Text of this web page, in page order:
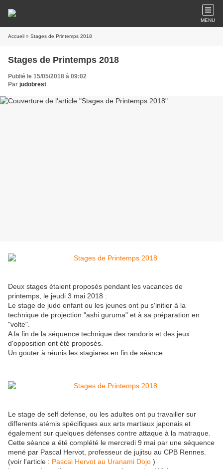
MENU
Accueil » Stages de Printemps 2018
Stages de Printemps 2018
Publié le 15/05/2018 à 09:02
Par judobrest
Deux stages étaient proposés pendant les vacances de
printemps, le jeudi 3 mai 2018 :
Le stage de judo enfant ou les jeunes ont pu s'initier à la
technique de projection "ashi guruma" et à sa préparation en
"volte".
A la fin de la séquence technique des randoris et des jeux
d'opposition ont été proposés.
Un gouter à réunis les stagiares en fin de séance.
Le stage de self defense, ou les adultes ont pu travailler sur
differents atémis spécifiques aux arts martiaux japonais et
également sur quelques défenses contre attaque à la matraque.
Cette séance a été complété le mercredi 9 mai par une séquence
mené par Pascal Hervot, professeur de jujitsu au CPB Rennes.
(voir l'article : Pascal Hervot au Uranami Dojo )